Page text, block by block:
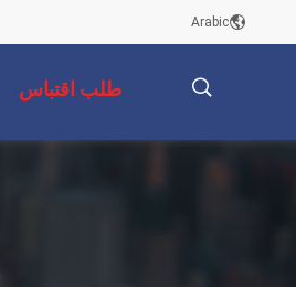
Arabic
طلب اقتباس